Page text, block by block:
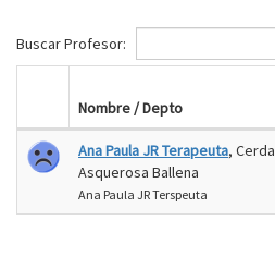
Buscar Profesor:
Nombre / Depto
Ana Paula JR Terapeuta, Cerda
Asquerosa Ballena
Ana Paula JR Terspeuta